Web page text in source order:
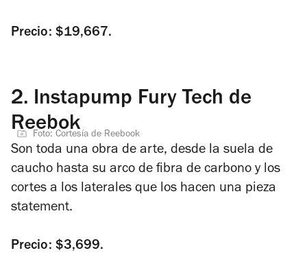
Precio: $19,667.
2. Instapump Fury Tech de
Reebok
Foto: Cortesía de Reebook
Son toda una obra de arte, desde la suela de
caucho hasta su arco de fibra de carbono y los
cortes a los laterales que los hacen una pieza
statement.
Precio: $3,699.